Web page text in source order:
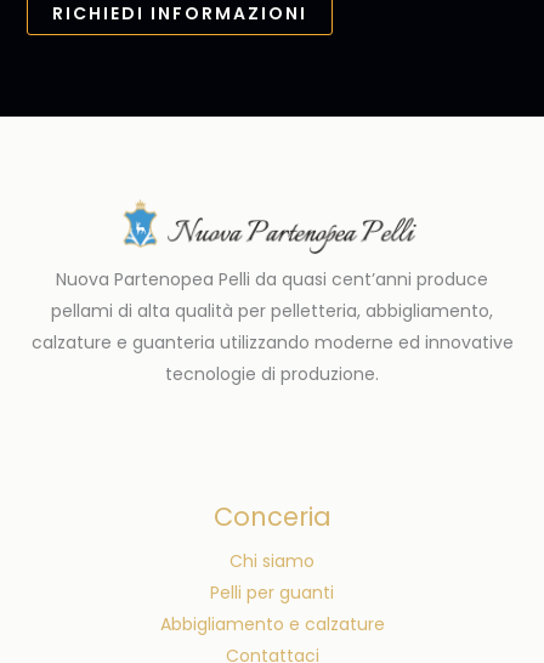
RICHIEDI INFORMAZIONI
Nuova Partenopea Pelli da quasi cent’anni produce
pellami di alta qualità per pelletteria, abbigliamento,
calzature e guanteria utilizzando moderne ed innovative
tecnologie di produzione.
Conceria
Chi siamo
Pelli per guanti
Abbigliamento e calzature
Contattaci